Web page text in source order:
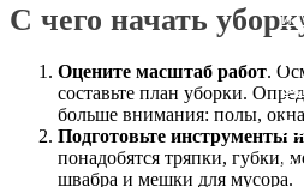
и
С чего начать
Оцените масштаб работ.
составьте план уборки.
больше внимания: полы,
Подготовьте инструменты и
понадобятся тряпки, губки,
швабра и мешки для мусора.